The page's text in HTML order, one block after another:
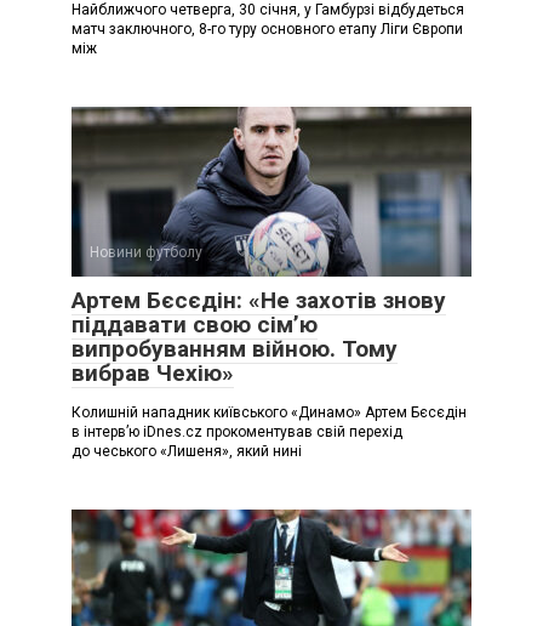
Найближчого четверга, 30 січня, у Гамбурзі відбудеться
матч заключного, 8-го туру основного етапу Ліги Європи
між
Новини футболу
Артем Бєсєдін: «Не захотів знову
піддавати свою сім’ю
випробуванням війною. Тому
вибрав Чехію»
Колишній нападник київського «Динамо» Артем Бєсєдін
в інтерв’ю iDnes.cz прокоментував свій перехід
до чеського «Лишеня», який нині